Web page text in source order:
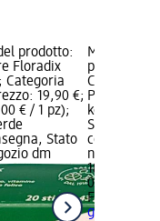
prodotto:
Floradix
Categoria
19,90 €;
€ / 1 pz);
Stato
dm
Marca:
prodotto:
Categoria
Prezzo:
kg (484,62
Stato
consegna,
negozio dm
18,90 €
0,039 kg
Floradix
gIntegratori